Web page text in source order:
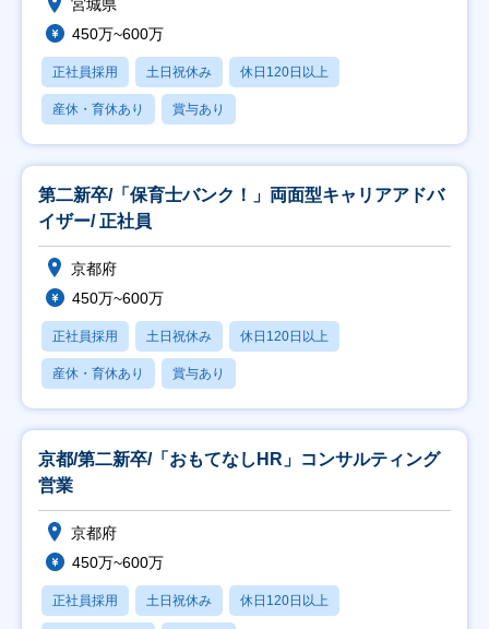
宮城県
450万~600万
正社員採用 土日祝休み 休日120日以上
産休・育休あり 賞与あり
第二新卒/「保育士バンク！」両面型キャリアアドバ
イザー/ 正社員
京都府
450万~600万
正社員採用 土日祝休み 休日120日以上
産休・育休あり 賞与あり
京都/第二新卒/「おもてなしHR」コンサルティング
営業
京都府
450万~600万
正社員採用 土日祝休み 休日120日以上